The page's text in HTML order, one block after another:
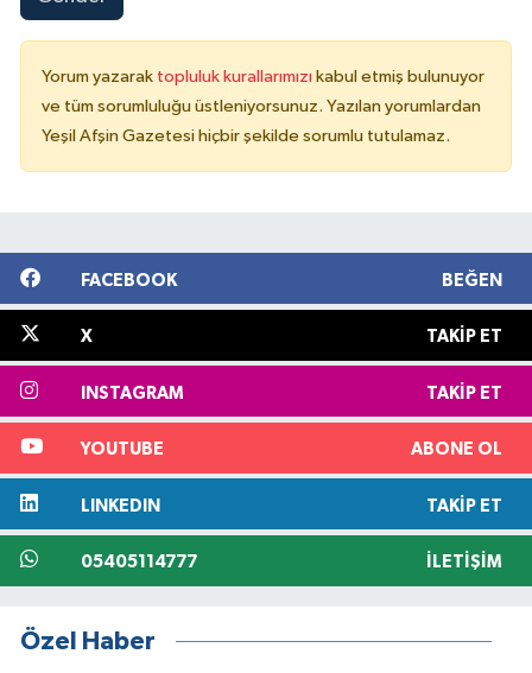
Yorum yazarak topluluk kurallarımızı kabul etmiş bulunuyor
ve tüm sorumluluğu üstleniyorsunuz. Yazılan yorumlardan
Yeşil Afşin Gazetesi hiçbir şekilde sorumlu tutulamaz.
FACEBOOK BEĞEN
X TAKIP ET
INSTAGRAM TAKIP ET
YOUTUBE ABONE OL
LINKEDIN TAKIP ET
05405114777 İLETIŞIM
Özel Haber